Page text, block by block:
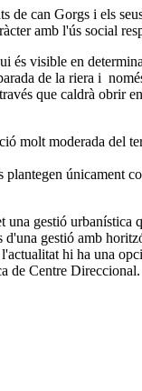
can Gorgs i els
amb l'ús social
visible en
de la riera i
que caldrà obrir
moderada del
únicament
gestió
gestió amb
hi ha una
de Centre Direccional.